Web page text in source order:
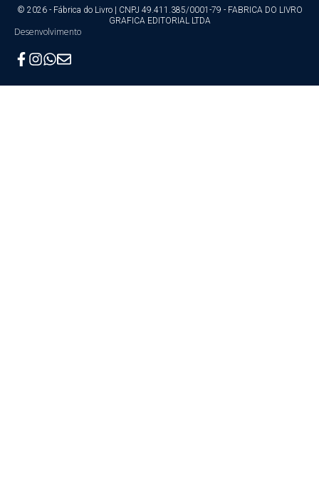
© 2026 - Fábrica do Livro | CNPJ 49.411.385/0001-79 - FABRICA DO LIVRO
GRAFICA EDITORIAL LTDA
Desenvolvimento